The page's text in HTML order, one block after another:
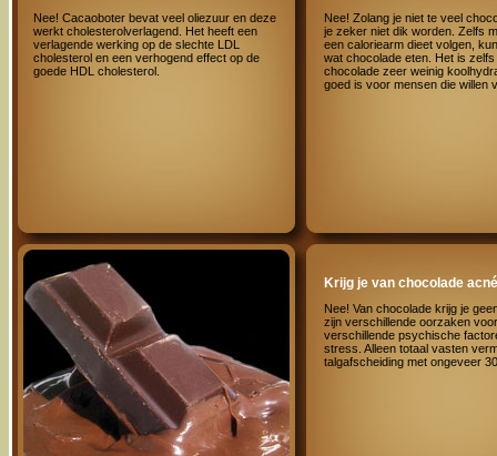
Nee! Cacaoboter bevat veel oliezuur en deze
werkt cholesterolverlagend. Het heeft een
verlagende werking op de slechte LDL
cholesterol en een verhogend effect op de
goede HDL cholesterol.
Nee! Zolang je niet te veel
je zeker niet dik worden. Zelfs
een caloriearm dieet volgen,
wat chocolade eten. Het is
chocolade zeer weinig
goed is voor mensen die willen
Krijg je van chocolade
Nee! Van chocolade krijg je
zijn verschillende oorzaken
verschillende psychische
stress. Alleen totaal vasten
talgafscheiding met ongeveer